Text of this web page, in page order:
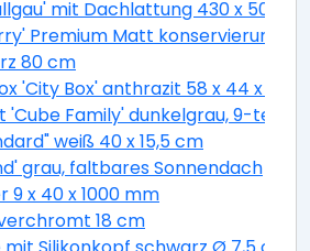
mit Dachlattung 430 x 500
Premium Matt
80 cm
'City Box' anthrazit 58 x 44 x 55
Family' dunkelgrau, 9-teilig
weiß 40 x 15,5 cm
grau, faltbares Sonnendach
9 x 40 x 1000 mm
18 cm